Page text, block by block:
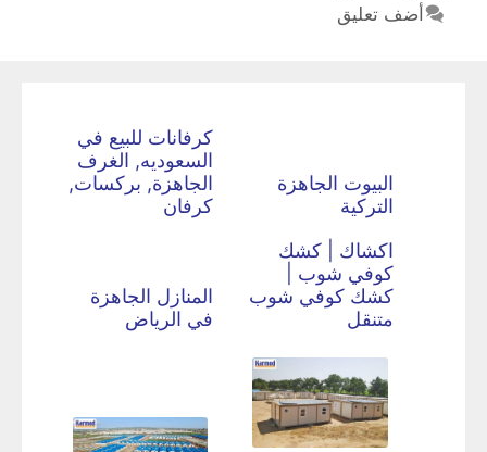
أضف تعليق
البيوت الجاهزة
التركية
كرفانات للبيع في
السعوديه, الغرف
الجاهزة, بركسات,
كرفان
اكشاك | كشك
كوفي شوب |
كشك كوفي شوب
متنقل
المنازل الجاهزة
في الرياض